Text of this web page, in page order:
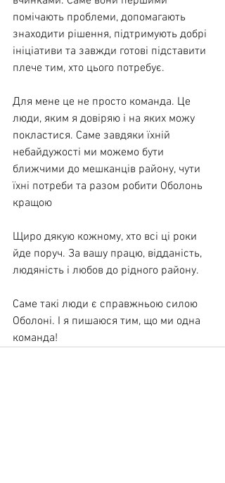
помічають проблеми, допомагають
знаходити рішення, підтримують добрі
ініціативи та завжди готові підставити
плече тим, хто цього потребує.
Для мене це не просто команда. Це
люди, яким я довіряю і на яких можу
покластися. Саме завдяки їхній
небайдужості ми можемо бути
ближчими до мешканців району, чути
їхні потреби та разом робити Оболонь
кращою
Щиро дякую кожному, хто всі ці роки
йде поруч. За вашу працю, відданість,
людяність і любов до рідного району.
Саме такі люди є справжньою силою
Оболоні. І я пишаюся тим, що ми одна
команда!